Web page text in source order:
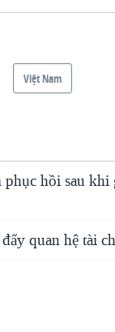
Việt Nam
phục hồi sau khi
quan hệ tài